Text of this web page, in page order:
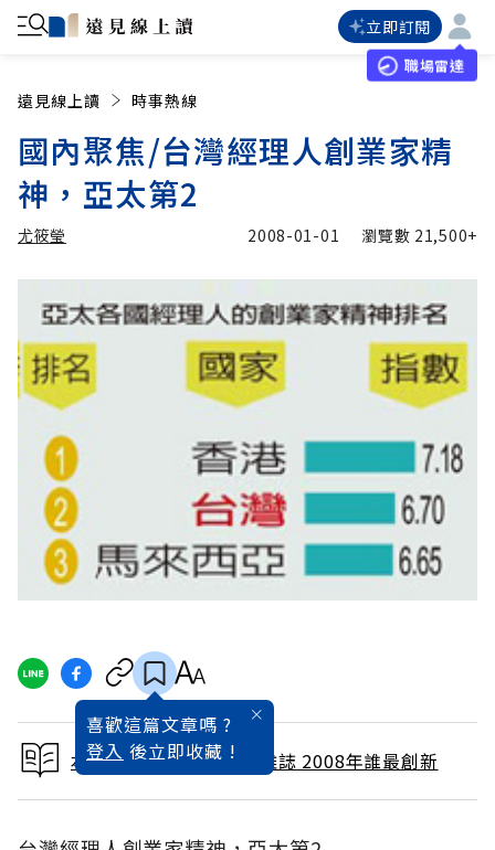
立即訂閱
職場雷達
遠見線上讀 時事熱線
國內聚焦/台灣經理人創業家精
神，亞太第2
尤筱瑩 2008-01-01 瀏覽數 21,500+
喜歡這篇文章嗎 ?
登入 後立即收藏 !
本文出自 2008 / 1月號雜誌 2008年誰最創新